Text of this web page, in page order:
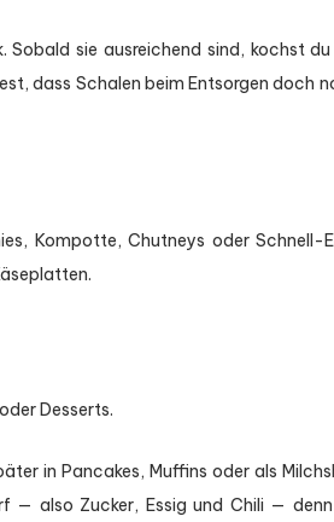
Sobald sie ausreichend sind, kochst
dass Schalen beim Entsorgen doch
Kompotte, Chutneys oder Schnell-
Desserts.
in Pancakes, Muffins oder als
— also Zucker, Essig und Chili —